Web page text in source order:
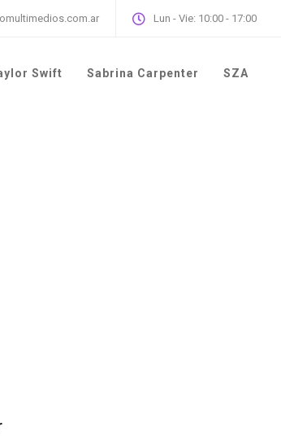
Lun - Vie: 10:00 - 17:00
Swift Sabrina Carpenter SZA